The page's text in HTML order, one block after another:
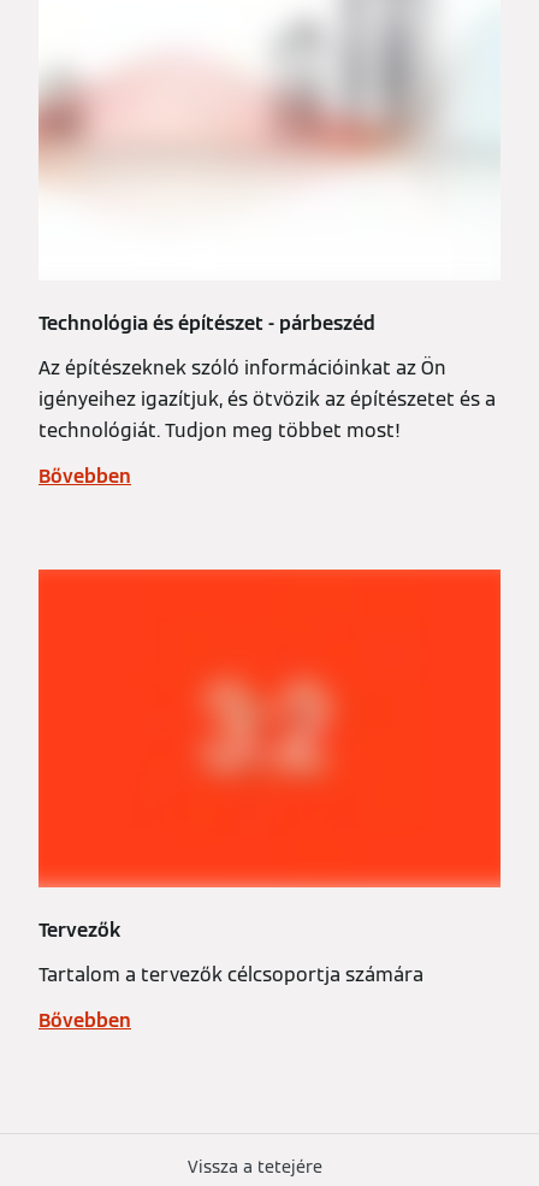
Technológia és építészet - párbeszéd
Az építészeknek szóló információinkat az Ön
igényeihez igazítjuk, és ötvözik az építészetet és a
technológiát. Tudjon meg többet most!
Bővebben
Tervezők
Tartalom a tervezők célcsoportja számára
Bővebben
Vissza a tetejére